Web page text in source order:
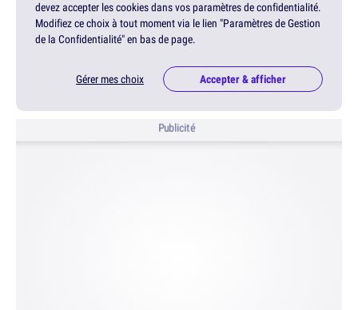
devez accepter les cookies dans vos paramètres de confidentialité.
Modifiez ce choix à tout moment via le lien "Paramètres de Gestion
de la Confidentialité" en bas de page.
Gérer mes choix Accepter & afficher
Publicité